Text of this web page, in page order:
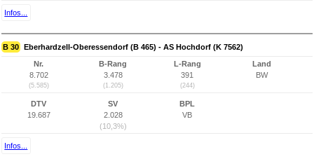
Infos...
B 30 Eberhardzell-Oberessendorf (B 465) - AS Hochdorf (K 7562)
Nr.
8.702
(5.585)
B-Rang
3.478
(1.205)
L-Rang
391
(244)
Land
BW
DTV
19.687
SV
2.028
(10,3%)
BPL
VB
Infos...